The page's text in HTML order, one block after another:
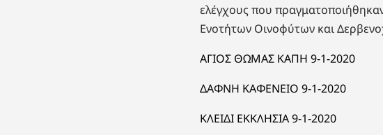
ελέγχους που
Ενοτήτων Οινοφύτων και
ΑΓΙΟΣ ΘΩΜΑΣ ΚΑΠΗ 9-1-2020
ΔΑΦΝΗ ΚΑΦΕΝΕΙΟ 9-1-2020
ΚΛΕΙΔΙ ΕΚΚΛΗΣΙΑ 9-1-2020